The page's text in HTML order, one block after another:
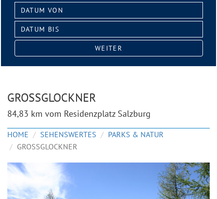
Datum
von:
Datum
bis:
WEITER
GROSSGLOCKNER
84,83 km vom Residenzplatz Salzburg
HOME SEHENSWERTES
PARKS & NATUR
GROSSGLOCKNER